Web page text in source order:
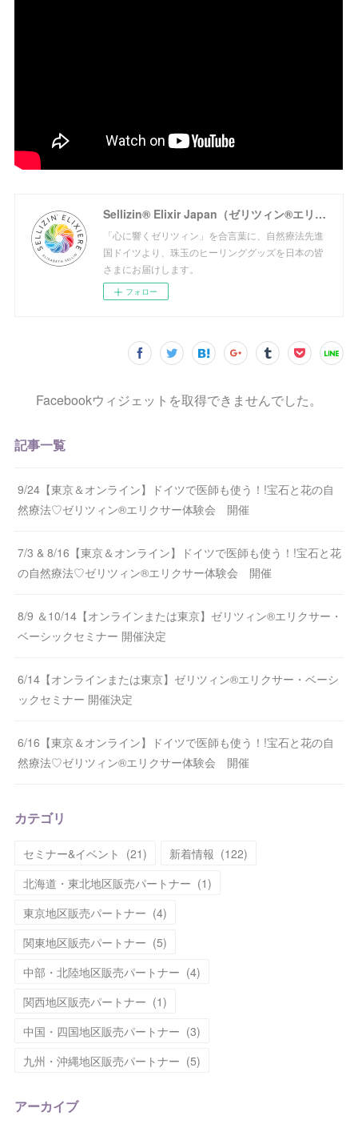
Sellizin® Elixir Japan（ゼリツィン®エリクサージャパン公式サイト）
「心に響くゼリツィン」を合言葉に、自然療法先進
国ドイツより、珠玉のヒーリンググッズを日本の皆
さまにお届けします。
フォロー
Facebookウィジェットを取得できませんでした。
記事一覧
9/24【東京＆オンライン】ドイツで医師も使う！!宝石と花の自
然療法♡ゼリツィン®エリクサー体験会 開催
7/3 & 8/16【東京＆オンライン】ドイツで医師も使う！!宝石と花
の自然療法♡ゼリツィン®エリクサー体験会 開催
8/9 ＆10/14【オンラインまたは東京】ゼリツィン®エリクサー・
ベーシックセミナー 開催決定
6/14【オンラインまたは東京】ゼリツィン®エリクサー・ベーシ
ックセミナー 開催決定
6/16【東京＆オンライン】ドイツで医師も使う！!宝石と花の自
然療法♡ゼリツィン®エリクサー体験会 開催
カテゴリ
セミナー&イベント (21) 新着情報 (122)
北海道・東北地区販売パートナー (1)
東京地区販売パートナー (4)
関東地区販売パートナー (5)
中部・北陸地区販売パートナー (4)
関西地区販売パートナー (1)
中国・四国地区販売パートナー (3)
九州・沖縄地区販売パートナー (5)
アーカイブ